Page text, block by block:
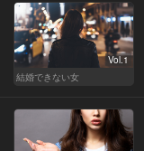
Vol.1
結婚できない女